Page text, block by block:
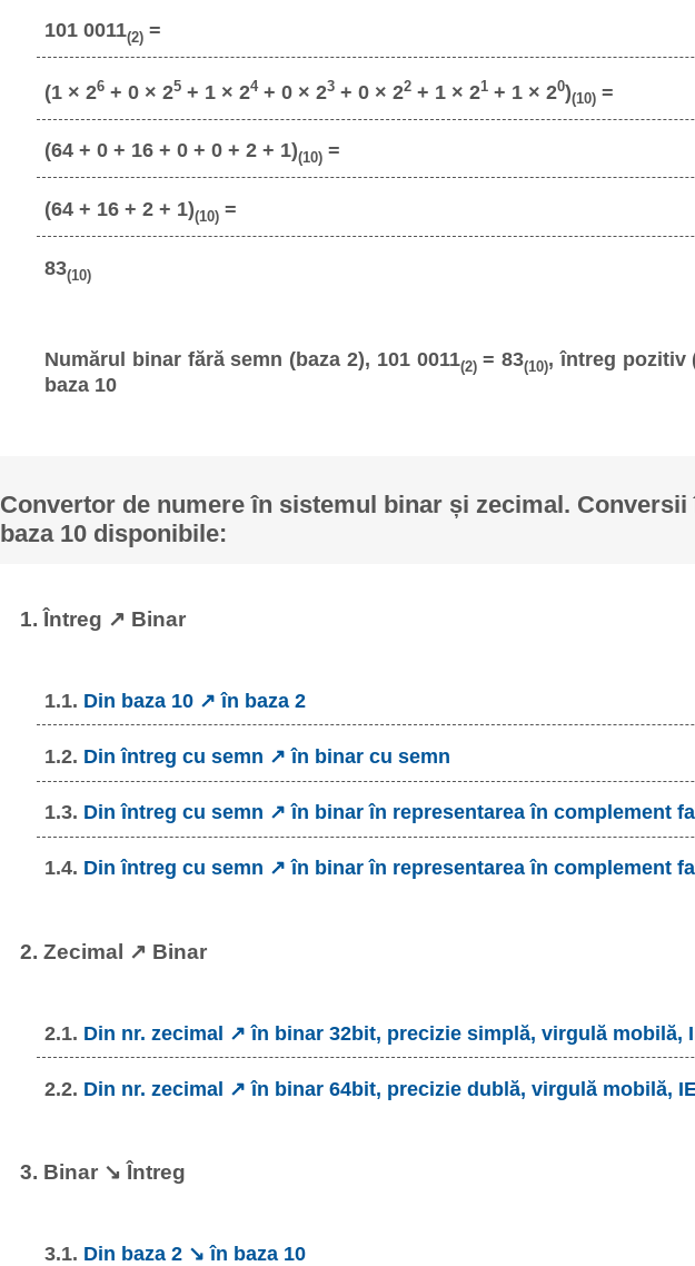
101 0011(2) =
(1 × 26 + 0 × 25 + 1 × 24+ 0 × 23 + 0 × 22 + 1 × 21 + 1 × 20)(10) =
(64 + 0 + 16 + 0 + 0 + 2 + 1)(10) =
(64 + 16 + 2 + 1)(10) =
83(10)
Numărul binar fără semn (baza 2), 101 0011(2)= 83(10), întreg pozitiv
baza 10
Convertor de numere în sistemul binar și zecimal. Conversii
baza 10 disponibile:
1. Întreg ↗ Binar
1.1. Din baza 10 ↗ în baza 2
1.2. Din întreg cu semn ↗ în binar cu semn
1.3. Din întreg cu semn ↗ în binar în representarea în complement
1.4. Din întreg cu semn ↗ în binar în representarea în complement
2. Zecimal ↗ Binar
2.1. Din nr. zecimal ↗ în binar 32bit, precizie simplă, virgulă mobilă,
2.2. Din nr. zecimal ↗ în binar 64bit, precizie dublă, virgulă mobilă,
3. Binar ↘ Întreg
3.1. Din baza 2 ↘ în baza 10